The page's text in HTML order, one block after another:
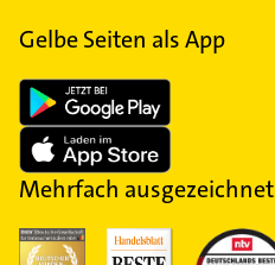
Gelbe Seiten als App
Mehrfach ausgezeichnet